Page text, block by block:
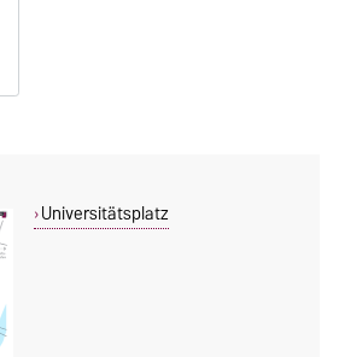
Universitätsplatz